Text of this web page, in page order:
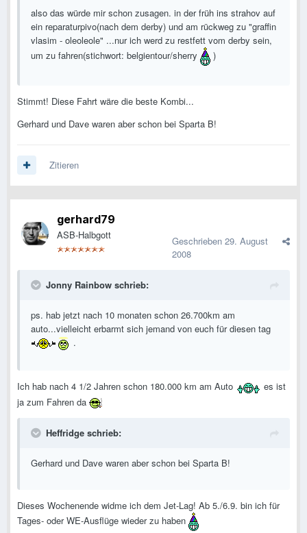
also das würde mir schon zusagen. in der früh ins strahov auf
ein reparaturpivo(nach dem derby) und am rückweg zu "graffin
vlasim - oleoleole" ...nur ich werd zu restfett vom derby sein,
um zu fahren(stichwort: belgientour/sherry
)
Stimmt! Diese Fahrt wäre die beste Kombi...
Gerhard und Dave waren aber schon bei Sparta B!
Zitieren
gerhard79
ASB-Halbgott Geschrieben 29. August
2008
Jonny Rainbow schrieb:
ps. hab jetzt nach 10 monaten schon 26.700km am
auto...vielleicht erbarmt sich jemand von euch für diesen tag
.
Ich hab nach 4 1/2 Jahren schon 180.000 km am Auto
es ist
ja zum Fahren da
Heffridge schrieb:
Gerhard und Dave waren aber schon bei Sparta B!
Dieses Wochenende widme ich dem Jet-Lag! Ab 5./6.9. bin ich für
Tages- oder WE-Ausflüge wieder zu haben